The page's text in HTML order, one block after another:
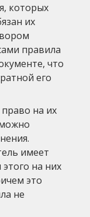
которых
их
правила
что
его
на их
имеет
на них
это
не